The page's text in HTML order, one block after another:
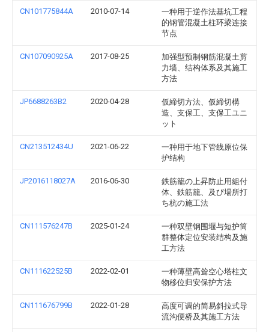
CN101775844A 2010-07-14
一种用于逆作法基坑工程
的钢管混凝土柱环梁连接
节点
CN107090925A 2017-08-25
加强型预制钢筋混凝土剪
力墙、结构体系及其施工
方法
JP6688263B2 2020-04-28
仮締切方法、仮締切構
造、支保工、支保工ユニ
ット
CN213512434U 2021-06-22
一种用于地下管线原位保
护结构
JP2016118027A 2016-06-30
鉄筋籠の上昇防止用組付
体、鉄筋籠、及び場所打
ち杭の施工法
CN111576247B 2025-01-24
一种双壁钢围堰与短护筒
群整体定位安装结构及施
工方法
CN111622525B 2022-02-01
一种薄壁高耸空心塔柱文
物移位归安保护方法
CN111676799B 2022-01-28
高度可调的简易斜拉式导
流沟便桥及其施工方法